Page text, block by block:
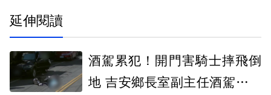
延伸閱讀
酒駕累犯！開門害騎士摔飛倒
地 吉安鄉長室副主任酒駕請辭